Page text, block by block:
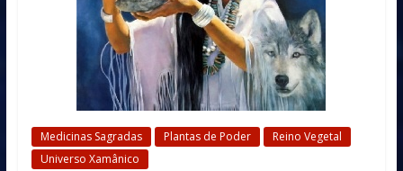
Medicinas Sagradas Plantas de Poder
Reino Vegetal
Universo Xamânico